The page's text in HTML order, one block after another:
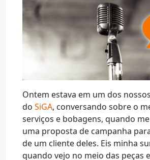
Ontem estava em um dos
do SiGA, conversando sobre o
serviços e bobagens, quando
uma proposta de campanha
de um cliente deles. Eis minha
quando vejo no meio das peças e